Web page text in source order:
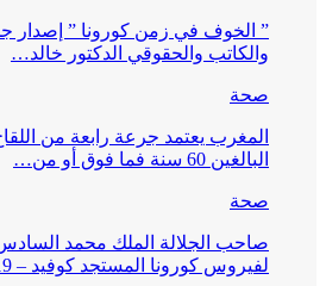
” الخوف في زمن كورونا ” إصدار
والكاتب والحقوقي الدكتور خالد…
صحة
المغرب يعتمد جرعة رابعة من
البالغين 60 سنة فما فوق أو من…
صحة
صاحب الجلالة الملك محمد
لفيروس كورونا المستجد كوفيد – 19 ، بدون…